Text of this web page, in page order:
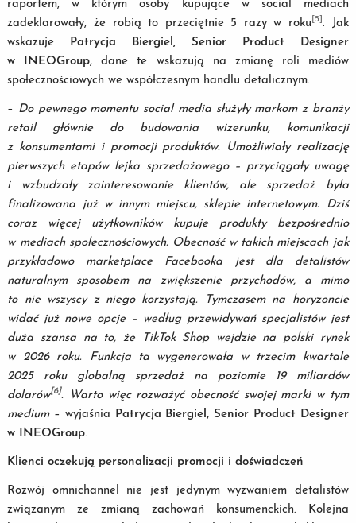
raportem, w którym osoby kupujące w social mediach
zadeklarowały, że robią to przeciętnie 5 razy w roku [5] . Jak
wskazuje
Patrycja Biergiel, Senior Product Designer
w INEOGroup, dane te wskazują na zmianę roli mediów
społecznościowych we współczesnym handlu detalicznym.
– Do pewnego momentu social media służyły markom z branży
retail głównie do budowania wizerunku, komunikacji
z konsumentami i promocji produktów. Umożliwiały realizację
pierwszych etapów lejka sprzedażowego – przyciągały uwagę
i wzbudzały zainteresowanie klientów, ale sprzedaż była
finalizowana już w innym miejscu, sklepie internetowym. Dziś
coraz więcej użytkowników kupuje produkty bezpośrednio
w mediach społecznościowych. Obecność w takich miejscach jak
przykładowo marketplace Facebooka jest dla detalistów
naturalnym sposobem na zwiększenie przychodów, a mimo
to nie wszyscy z niego korzystają. Tymczasem na horyzoncie
widać już nowe opcje – według przewidywań specjalistów jest
duża szansa na to, że TikTok Shop wejdzie na polski rynek
w 2026 roku. Funkcja ta wygenerowała w trzecim kwartale
2025 roku globalną sprzedaż na poziomie 19 miliardów
dolarów[6]. Warto więc rozważyć obecność swojej marki w tym
medium– wyjaśnia
Patrycja Biergiel, Senior Product Designer
w INEOGroup.
Klienci oczekują personalizacji promocji i doświadczeń
Rozwój omnichannel nie jest jedynym wyzwaniem detalistów
związanym ze zmianą zachowań konsumenckich. Kolejna